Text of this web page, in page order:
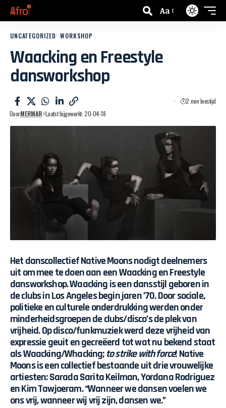
Aa
UNCATEGORIZED WORKSHOP
Waacking en Freestyle
dansworkshop
DoorMERMAR Laatst bijgewerkt: 20-04-18
2 min leestijd
Het danscollectief Native Moons nodigt deelnemers
uit om mee te doen aan eenWaacking en Freestyle
dansworkshop. Waacking is een dansstijl geboren in
de clubs in Los Angeles begin jaren ’70. Door sociale,
politieke en culturele onderdrukking werden onder
minderheidsgroepen de clubs/disco’s de plek van
vrijheid. Op disco/funkmuziek werd deze vrijheid van
expressie geuit en gecreëerd tot wat nu bekend staat
als Waacking/Whacking;to strike with force! Native
Moons is een collectief bestaande uit drie vrouwelijke
artiesten: Sarada Sarita Keilman, Yordana Rodriguez
en Kim Tawjoeram. “Wanneer we dansen voelen we
ons vrij, wanneer wij vrij zijn, dansen we.”